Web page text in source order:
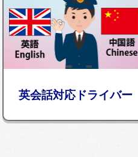
英会話対応ドライバー